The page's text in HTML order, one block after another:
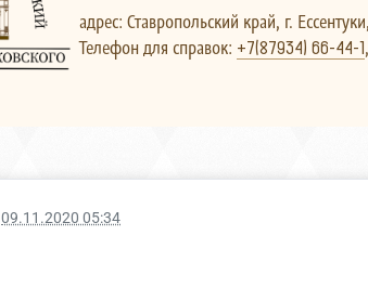
адрес: Ставропольский край, г.
Телефон для справок: +7(87934) 66-44-1,
09.11.2020 05:34